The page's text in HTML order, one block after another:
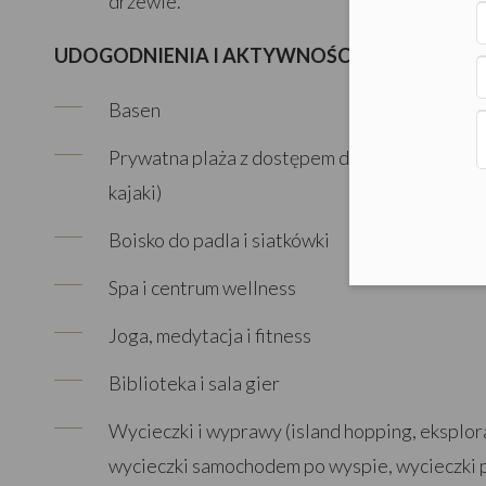
UDOGODNIENIA I AKTYWNOŚCI
Basen
Prywatna plaża z dostępem do sportów
kajaki)
Boisko do padla i siatkówki
Spa i centrum wellness
Joga, medytacja i fitness
Biblioteka i sala gier
Wycieczki i wyprawy (island hopping,
wycieczki samochodem po wyspie, wycieczki